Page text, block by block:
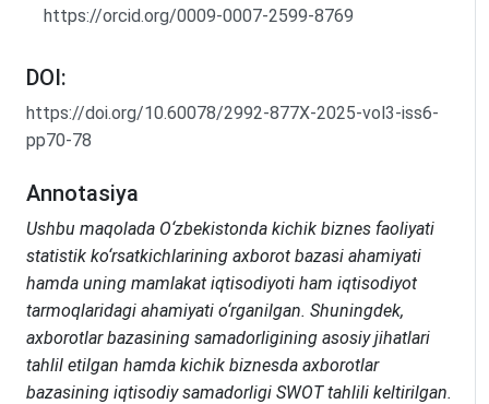
https://orcid.org/0009-0007-2599-8769
DOI:
https://doi.org/10.60078/2992-877X-2025-vol3-iss6-
pp70-78
Annotasiya
Ushbu maqolada O‘zbekistonda kichik biznes faoliyati
statistik ko‘rsatkichlarining axborot bazasi ahamiyati
hamda uning mamlakat iqtisodiyoti ham iqtisodiyot
tarmoqlaridagi ahamiyati o‘rganilgan. Shuningdek,
axborotlar bazasining samadorligining asosiy jihatlari
tahlil etilgan hamda kichik biznesda axborotlar
bazasining iqtisodiy samadorligi SWOT tahlili keltirilgan.